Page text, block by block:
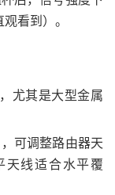
看到）。
尤其是大型金属
可调整路由器天
天线适合水平覆